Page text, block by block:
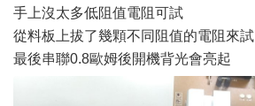
手上沒太多低阻值電阻可試
從料板上拔了幾顆不同阻值的電阻來試
最後串聯0.8歐姆後開機背光會亮起